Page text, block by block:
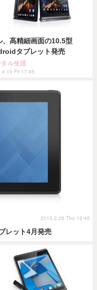
、高精細画面の10.5型
タブレット発売
タル生活
Fri 17:45
レット4月発売
2015.2.26 Thu 12:45